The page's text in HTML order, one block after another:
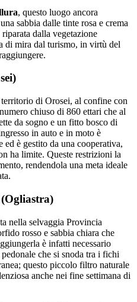
, questo luogo ancora
sabbia dalle tinte rosa e crema
dalla vegetazione
di mira dal turismo, in virtù del
di Orosei, al confine con
chiuso di 860 ettari che al
da sogno e un fitto bosco di
in auto e in moto è
è gestito da una cooperativa,
ha limite. Queste restrizioni la
rendendola una meta ideale
nella selvaggia Provincia
rosso e sabbia chiara che
è infatti necessario
che si snoda tra i fichi
questo piccolo filtro naturale
anche nei fine settimana di